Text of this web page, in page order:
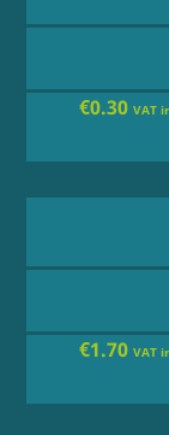
€0.30VAT
€1.70VAT